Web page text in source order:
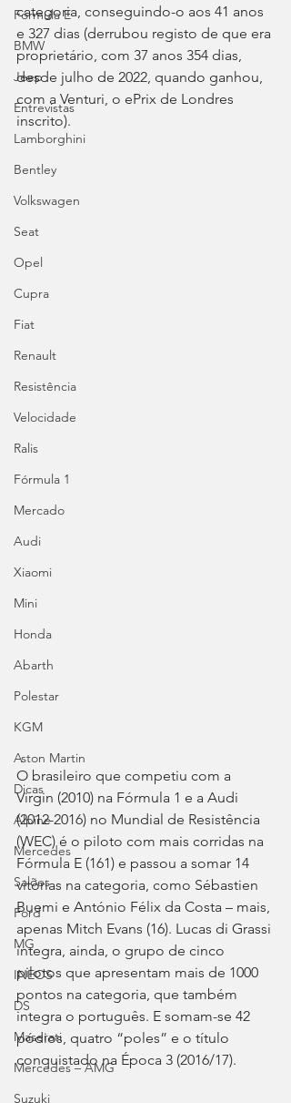
Fórmula E
BMW
Jeep
Entrevistas
Lamborghini
Bentley
Volkswagen
Seat
Opel
Cupra
Fiat
Renault
Resistência
Velocidade
Ralis
Fórmula 1
Mercado
Audi
Xiaomi
Mini
Honda
Abarth
Polestar
KGM
Aston Martin
Dicas
Alpine
Mercedes
Salões
Ford
MG
INEOS
DS
Maserati
Mercedes – AMG
Suzuki
categoria, conseguindo-o aos 41 anos
e 327 dias (derrubou registo de que era
proprietário, com 37 anos 354 dias,
desde julho de 2022, quando ganhou,
com a Venturi, o ePrix de Londres
inscrito).
O brasileiro que competiu com a
Virgin (2010) na Fórmula 1 e a Audi
(2012-2016) no Mundial de Resistência
(WEC) é o piloto com mais corridas na
Fórmula E (161) e passou a somar 14
vitórias na categoria, como Sébastien
Buemi e António Félix da Costa – mais,
apenas Mitch Evans (16). Lucas di Grassi
integra, ainda, o grupo de cinco
pilotos que apresentam mais de 1000
pontos na categoria, que também
integra o português. E somam-se 42
pódios, quatro “poles” e o título
conquistado na Época 3 (2016/17).